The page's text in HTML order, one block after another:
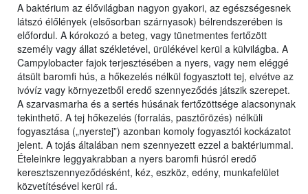
A baktérium az élővilágban nagyon gyakori, az egészségesnek
látszó élőlények (elsősorban szárnyasok) bélrendszerében is
előfordul. A kórokozó a beteg, vagy tünetmentes fertőzött
személy vagy állat székletével, ürülékével kerül a külvilágba. A
Campylobacter fajok terjesztésében a nyers, vagy nem eléggé
átsült baromfi hús, a hőkezelés nélkül fogyasztott tej, elvétve az
ivóvíz vagy környezetből eredő szennyeződés játszik szerepet.
A szarvasmarha és a sertés húsának fertőzöttsége alacsonynak
tekinthető. A tej hőkezelés (forralás, pasztőrözés) nélküli
fogyasztása („nyerstej”) azonban komoly fogyasztói kockázatot
jelent. A tojás általában nem szennyezett ezzel a baktériummal.
Ételeinkre leggyakrabban a nyers baromfi húsról eredő
keresztszennyeződésként, kéz, eszköz, edény, munkafelület
közvetítésével kerül rá.